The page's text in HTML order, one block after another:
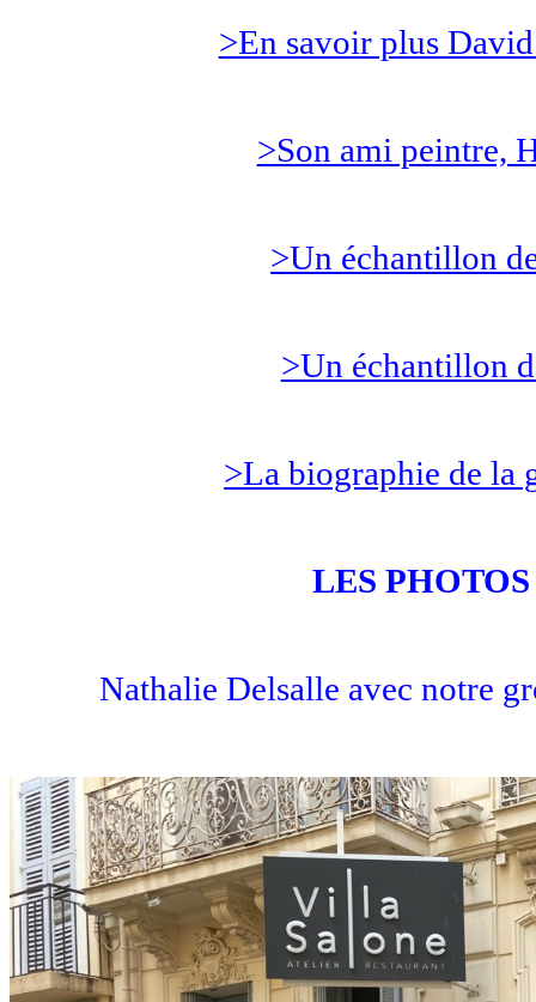
>En savoir plus
>Son ami peintre,
>Un échantillon
>Un échantillon
>La biographie de la
LES
Nathalie Delsalle avec notre